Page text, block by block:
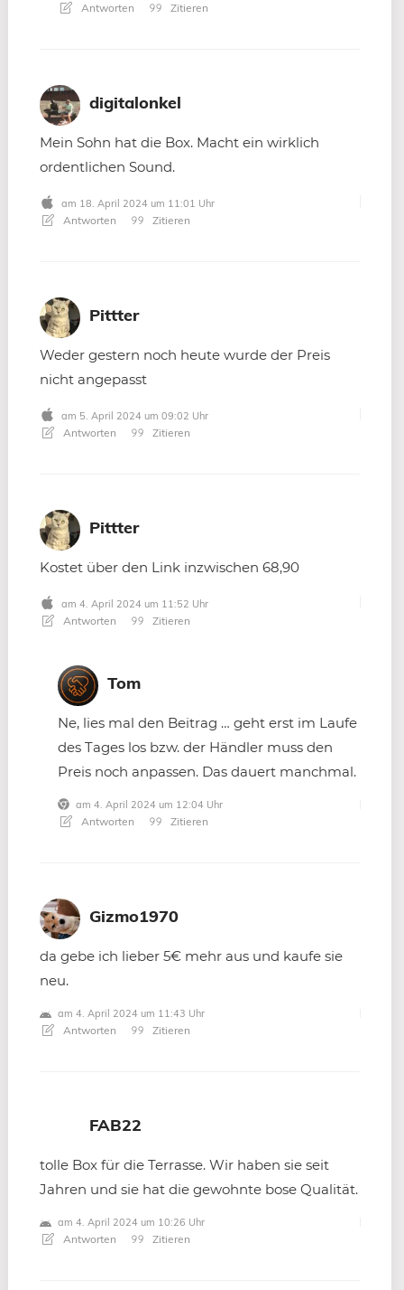
Antworten Zitieren
digitalonkel
Mein Sohn hat die Box. Macht ein wirklich
ordentlichen Sound.
am 18. April 2024 um 11:01 Uhr
Antworten Zitieren
Pittter
Weder gestern noch heute wurde der Preis
nicht angepasst
am 5. April 2024 um 09:02 Uhr
Antworten Zitieren
Pittter
Kostet über den Link inzwischen 68,90
am 4. April 2024 um 11:52 Uhr
Antworten Zitieren
Tom
Ne, lies mal den Beitrag … geht erst im Laufe
des Tages los bzw. der Händler muss den
Preis noch anpassen. Das dauert manchmal.
am 4. April 2024 um 12:04 Uhr
Antworten Zitieren
Gizmo1970
da gebe ich lieber 5€ mehr aus und kaufe sie
neu.
am 4. April 2024 um 11:43 Uhr
Antworten Zitieren
FAB22
tolle Box für die Terrasse. Wir haben sie seit
Jahren und sie hat die gewohnte bose Qualität.
am 4. April 2024 um 10:26 Uhr
Antworten Zitieren